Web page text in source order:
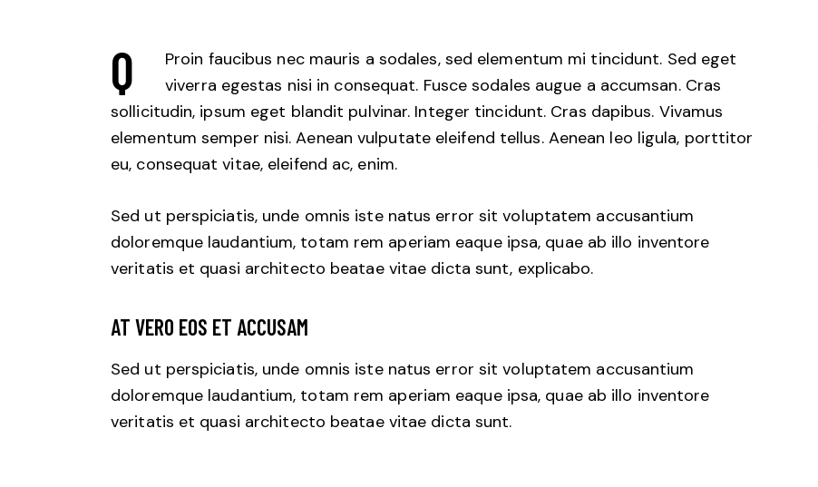
Q
Proin faucibus nec mauris a sodales, sed elementum mi tincidunt. Sed eget
viverra egestas nisi in consequat. Fusce sodales augue a accumsan. Cras
sollicitudin, ipsum eget blandit pulvinar. Integer tincidunt. Cras dapibus. Vivamus
elementum semper nisi. Aenean vulputate eleifend tellus. Aenean leo ligula, porttitor
eu, consequat vitae, eleifend ac, enim.
Sed ut perspiciatis, unde omnis iste natus error sit voluptatem accusantium
doloremque laudantium, totam rem aperiam eaque ipsa, quae ab illo inventore
veritatis et quasi architecto beatae vitae dicta sunt, explicabo.
AT VERO EOS ET ACCUSAM
Sed ut perspiciatis, unde omnis iste natus error sit voluptatem accusantium
doloremque laudantium, totam rem aperiam eaque ipsa, quae ab illo inventore
veritatis et quasi architecto beatae vitae dicta sunt.